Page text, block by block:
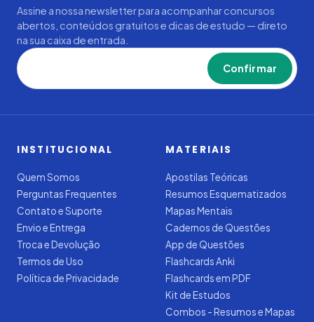
Assine a nossa newsletter para acompanhar concursos
abertos, conteúdos gratuitos e dicas de estudo — direto
na sua caixa de entrada.
Confirmar
INSTITUCIONAL
Quem Somos
Perguntas Frequentes
Contato e Suporte
Envio e Entrega
Troca e Devolução
Termos de Uso
Política de Privacidade
MATERIAIS
Apostilas Teóricas
Resumos Esquematizados
Mapas Mentais
Cadernos de Questões
App de Questões
Flashcards Anki
Flashcards em PDF
Kit de Estudos
Combos - Resumos e Mapas